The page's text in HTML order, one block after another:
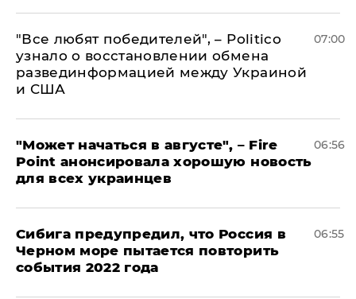
​"Все любят победителей", – Politico
узнало о восстановлении обмена
развединформацией между Украиной
и США
07:00
"Может начаться в августе", – Fire
Point анонсировала хорошую новость
для всех украинцев
06:56
Сибига предупредил, что Россия в
Черном море пытается повторить
события 2022 года
06:55